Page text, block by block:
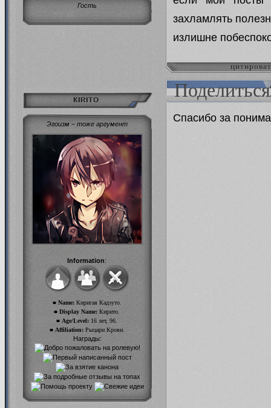
Гость
захламлять
излишне
Поделиться
KIRITO
Эгоизм – тоже аргумент
Information:
■ Name:Киригая Кадзуто.
■ Display Name: Кирито.
■ Age/Level: 16 лет, 96.
■ Affiliation:Рыцари Крови.
Награды:
Спасибо за